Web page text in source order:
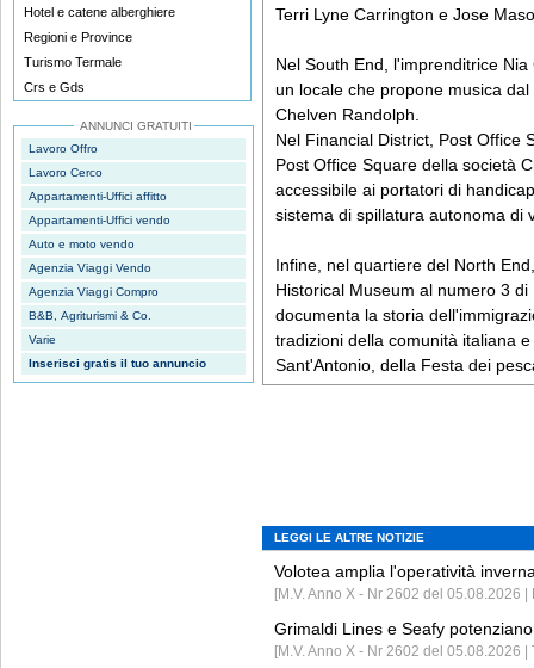
Hotel e catene alberghiere
Regioni e Province
Turismo Termale
Crs e Gds
ANNUNCI GRATUITI
Lavoro Offro
Lavoro Cerco
Appartamenti-Uffici affitto
Appartamenti-Uffici vendo
Auto e moto vendo
Agenzia Viaggi Vendo
Agenzia Viaggi Compro
B&B, Agriturismi & Co.
Varie
Inserisci gratis il tuo annuncio
Terri Lyne Carrington e Jose
Nel South End, l'imprenditrice
un locale che propone musica
Chelven Randolph.
Nel Financial District, Post Office
Post Office Square della società
accessibile ai portatori di
sistema di spillatura autonoma di
Infine, nel quartiere del North
Historical Museum al numero 3
documenta la storia
tradizioni della comunità italiana
Sant'Antonio, della Festa dei
LEGGI LE ALTRE NOTIZIE
Volotea amplia l'operatività
[M.V. Anno X - Nr 2602 del 05.08.2026 |
Grimaldi Lines e Seafy
[M.V. Anno X - Nr 2602 del 05.08.2026 |